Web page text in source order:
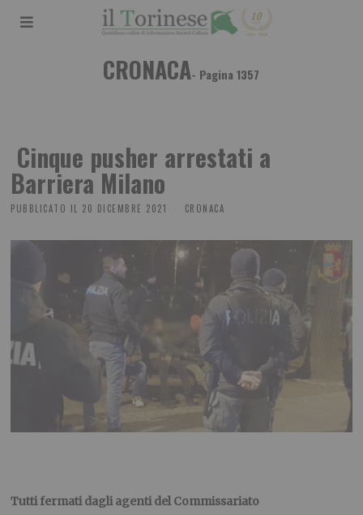
CRONACA- Pagina 1357
Cinque pusher arrestati a
Barriera Milano
PUBBLICATO IL 20 DICEMBRE 2021 CRONACA
Tutti fermati dagli agenti del Commissariato